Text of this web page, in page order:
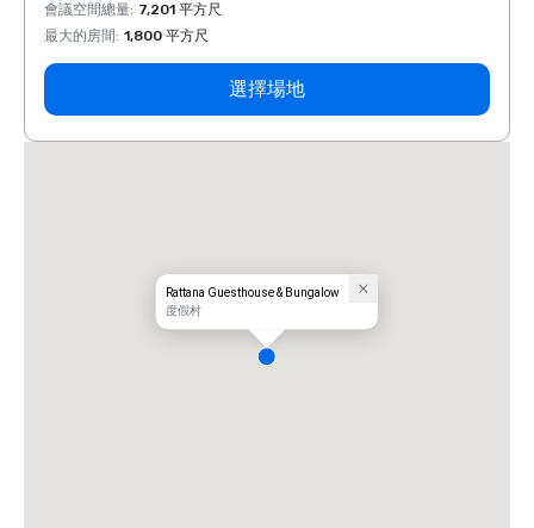
會議空間總量: 7,201 平方尺
最大的房間 : 1,800 平方尺
選擇場地
Rattana Guesthouse & Bungalow
度假村